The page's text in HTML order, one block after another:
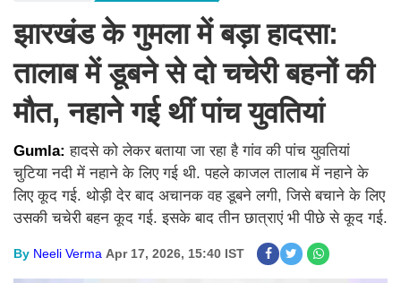
झारखंड के गुमला में बड़ा हादसा:
तालाब में डूबने से दो चचेरी बहनों की
मौत, नहाने गई थीं पांच युवतियां
Gumla:हादसे को लेकर बताया जा रहा है गांव की पांच युवतियां
चुटिया नदी में नहाने के लिए गई थी. पहले काजल तालाब में नहाने के
लिए कूद गई. थोड़ी देर बाद अचानक वह डूबने लगी, जिसे बचाने के लिए
उसकी चचेरी बहन कूद गई. इसके बाद तीन छात्राएं भी पीछे से कूद गई.
By Neeli Verma Apr 17, 2026, 15:40 IST